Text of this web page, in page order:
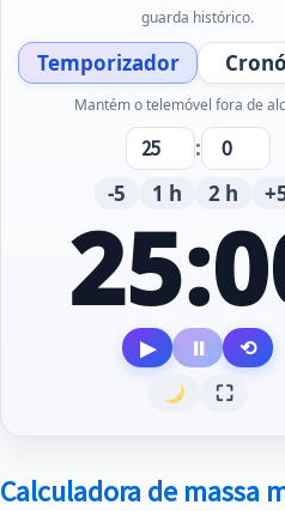
guarda histórico.
Temporizador
Mantém o telemóvel fora de
:
-5
1 h 2 h
▶ ⏸
⟲
⛶
Calculadora de massa